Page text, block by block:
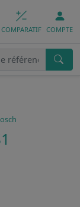
COMPARATIF COMPTE